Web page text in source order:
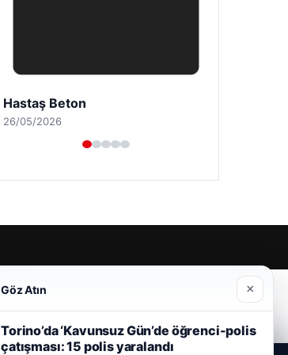
Hastaş Beton
26/05/2026
Göz Atın ×
Torino’da ‘Kavunsuz Gün’de öğrenci-polis
çatışması: 15 polis yaralandı